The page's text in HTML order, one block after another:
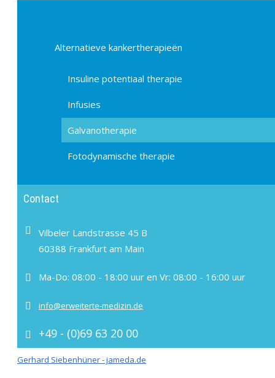
Alternatieve kankertherapieën
Insuline potentiaal therapie
Infusies
Galvanotherapie
Fotodynamische therapie
Contact
Vilbeler Landstrasse 45 B
60388 Frankfurt am Main
Ma-Do: 08:00 - 18:00 uur en Vr: 08:00 - 16:00 uur
info@erweiterte-medizin.de
+49 - (0)69 63 20 00
Gerhard Siebenhüner - jameda.de